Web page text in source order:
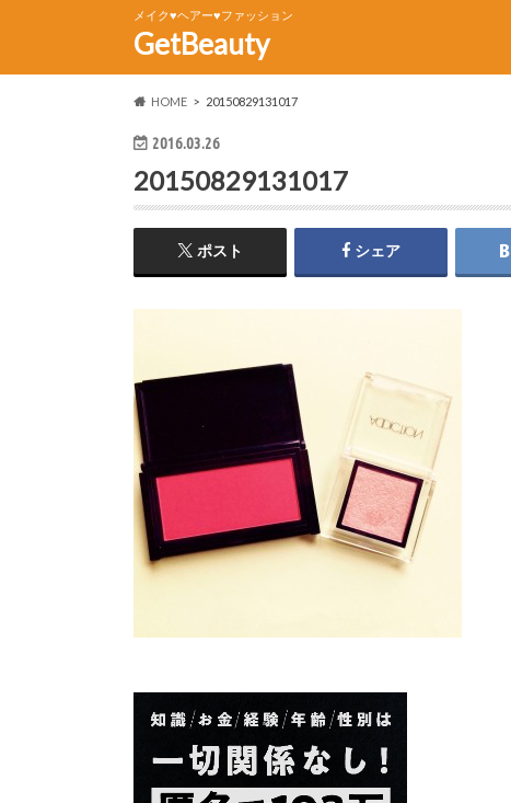
メイク♥ヘアー♥ファッション
GetBeauty
HOME 20150829131017
2016.03.26
20150829131017
ポスト シェア